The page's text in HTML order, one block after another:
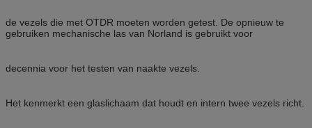
de vezels die met OTDR moeten worden getest. De opnieuw te
gebruiken mechanische las van Norland is gebruikt voor
decennia voor het testen van naakte vezels.
Het kenmerkt een glaslichaam dat houdt en intern twee vezels richt.